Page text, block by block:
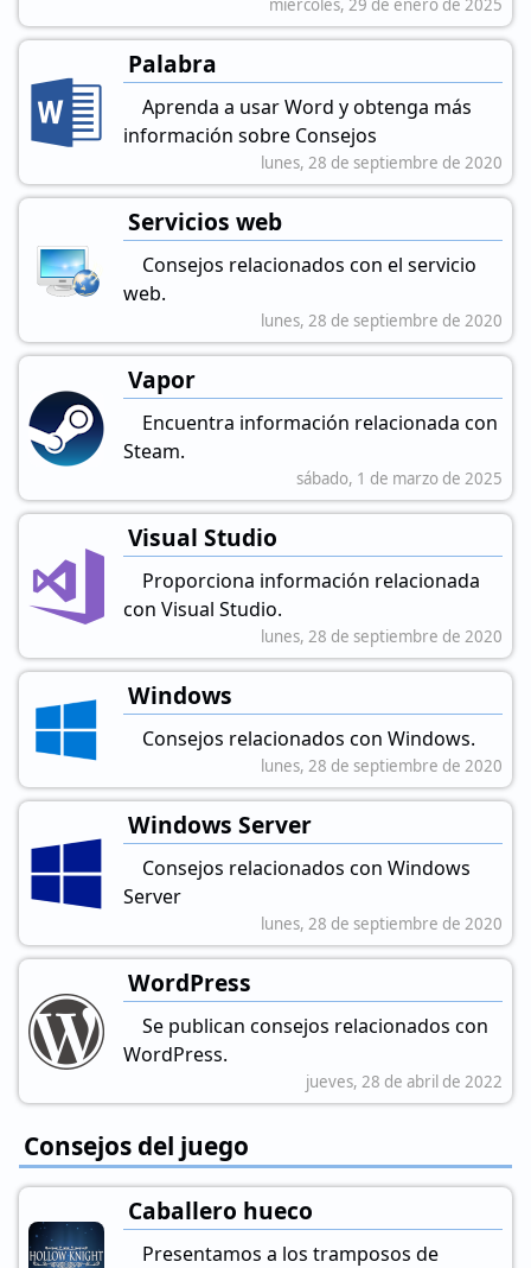
miércoles, 29 de enero de 2025
Palabra
Aprenda a usar Word y obtenga más
información sobre Consejos
lunes, 28 de septiembre de 2020
Servicios web
Consejos relacionados con el servicio
web.
lunes, 28 de septiembre de 2020
Vapor
Encuentra información relacionada con
Steam.
sábado, 1 de marzo de 2025
Visual Studio
Proporciona información relacionada
con Visual Studio.
lunes, 28 de septiembre de 2020
Windows
Consejos relacionados con Windows.
lunes, 28 de septiembre de 2020
Windows Server
Consejos relacionados con Windows
Server
lunes, 28 de septiembre de 2020
WordPress
Se publican consejos relacionados con
WordPress.
jueves, 28 de abril de 2022
Consejos del juego
Caballero hueco
Presentamos a los tramposos de